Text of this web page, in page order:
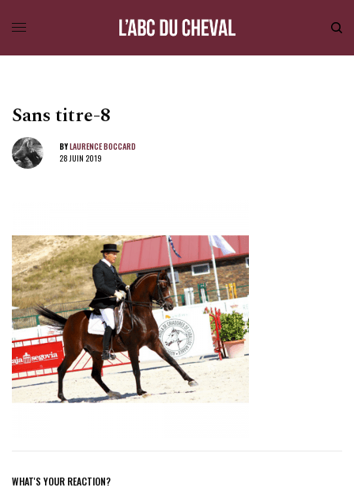
Sans titre-8
BYLAURENCE BOCCARD
28 JUIN 2019
WHAT'S YOUR REACTION?